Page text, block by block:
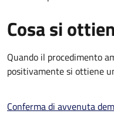
Cosa si
Quando il procedimento
positivamente si ottiene
Conferma di avvenuta